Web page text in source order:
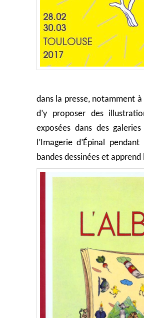
dans la presse, notamment à
d’y proposer des
exposées dans des
l’Imagerie d’Épinal
bandes dessinées et